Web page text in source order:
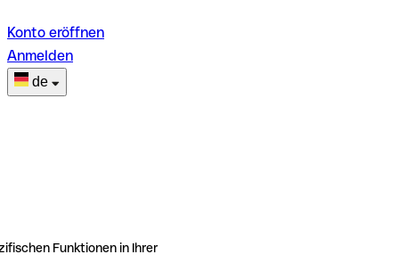
Konto eröffnen
Anmelden
de
Funktionen in Ihrer